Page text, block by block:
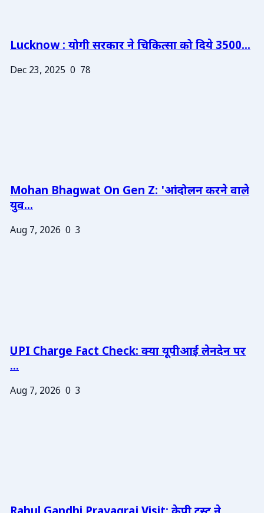
Lucknow : योगी सरकार ने चिकित्सा को दिये 3500...
Dec 23, 2025 0 78
Mohan Bhagwat On Gen Z: 'आंदोलन करने वाले
युव...
Aug 7, 2026 0 3
UPI Charge Fact Check: क्या यूपीआई लेनदेन पर
...
Aug 7, 2026 0 3